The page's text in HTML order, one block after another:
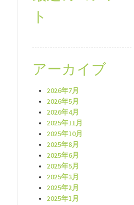
ト
アーカイブ
2026年7月
2026年5月
2026年4月
2025年11月
2025年10月
2025年8月
2025年6月
2025年5月
2025年3月
2025年2月
2025年1月